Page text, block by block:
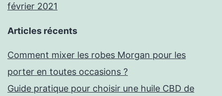
février 2021
Articles récents
Comment mixer les robes Morgan pour les
porter en toutes occasions ?
Guide pratique pour choisir une huile CBD de